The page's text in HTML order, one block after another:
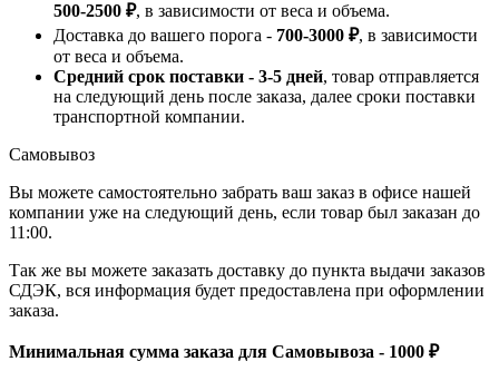
500-2500 ₽, в зависимости от веса и объема.
Доставка до вашего порога - 700-3000 ₽, в зависимости
от веса и объема.
Средний срок поставки - 3-5 дней, товар отправляется
на следующий день после заказа, далее сроки поставки
транспортной компании.
Самовывоз
Вы можете самостоятельно забрать ваш заказ в офисе нашей
компании уже на следующий день, если товар был заказан до
11:00.
Так же вы можете заказать доставку до пункта выдачи заказов
СДЭК, вся информация будет предоставлена при оформлении
заказа.
Минимальная сумма заказа для Самовывоза - 1000 ₽